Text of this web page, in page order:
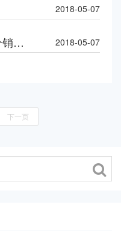
2018-05-07
分销商怎么利用外贸货源分销平台实现全网分销 2018-05-07
下一页